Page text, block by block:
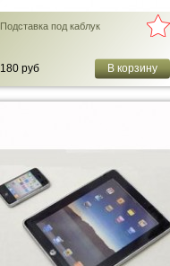
Подставка под каблук
180 руб В корзину